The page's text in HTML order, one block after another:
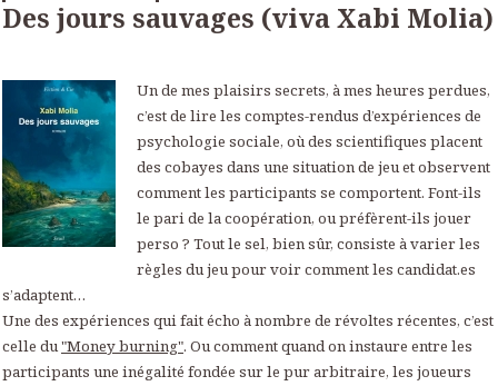
Des jours sauvages (viva Xabi Molia)
Un de mes plaisirs secrets, à mes heures perdues,
c’est de lire les comptes-rendus d’expériences de
psychologie sociale, où des scientifiques placent
des cobayes dans une situation de jeu et observent
comment les participants se comportent. Font-ils
le pari de la coopération, ou préfèrent-ils jouer
perso ? Tout le sel, bien sûr, consiste à varier les
règles du jeu pour voir comment les candidat.es
s’adaptent…
Une des expériences qui fait écho à nombre de révoltes récentes, c’est
celle du"Money burning". Ou comment quand on instaure entre les
participants une inégalité fondée sur le pur arbitraire, les joueurs